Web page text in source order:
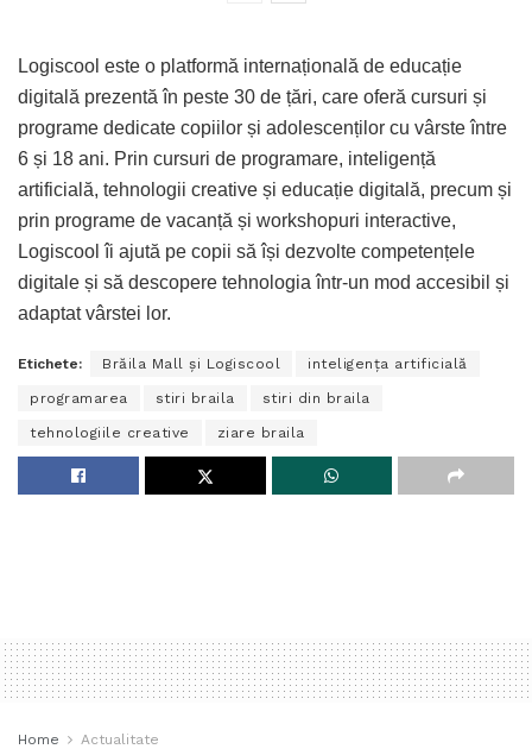
Logiscool este o platformă internațională de educație
digitală prezentă în peste 30 de țări, care oferă cursuri și
programe dedicate copiilor și adolescenților cu vârste între
6 și 18 ani. Prin cursuri de programare, inteligență
artificială, tehnologii creative și educație digitală, precum și
prin programe de vacanță și workshopuri interactive,
Logiscool îi ajută pe copii să își dezvolte competențele
digitale și să descopere tehnologia într-un mod accesibil și
adaptat vârstei lor.
Etichete: Brăila Mall și Logiscool inteligența artificială
programarea stiri braila stiri din braila
tehnologiile creative ziare braila
Home Actualitate